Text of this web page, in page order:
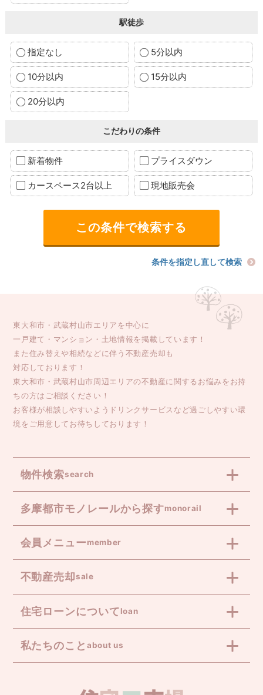
駅徒歩
指定なし 5分以内
10分以内 15分以内
20分以内
こだわりの条件
新着物件 プライスダウン
カースペース2台以上 現地販売会
条件を指定し直して検索
東大和市・武蔵村山市エリアを中心に
一戸建て・マンション・土地情報を掲載しています！
また住み替えや相続などに伴う不動産売却も
対応しております！
東大和市・武蔵村山市周辺エリアの不動産に関するお悩みをお持
ちの方はご相談ください！
お客様が相談しやすいようドリンクサービスなど過ごしやすい環
境をご用意してお待ちしております！
物件検索search
多摩都市モノレールから探すmonorail
会員メニューmember
不動産売却sale
住宅ローンについてloan
私たちのこと about us